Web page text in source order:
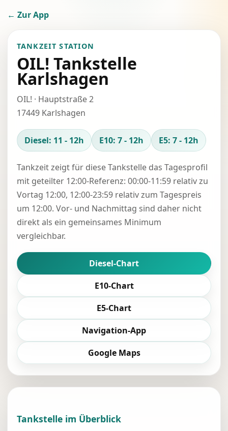
← Zur App
TANKZEIT STATION
OIL! Tankstelle
Karlshagen
OIL! · Hauptstraße 2
17449 Karlshagen
Diesel: 11 - 12h E10: 7 - 12h E5: 7 - 12h
Tankzeit zeigt für diese Tankstelle das Tagesprofil
mit geteilter 12:00-Referenz: 00:00-11:59 relativ zu
Vortag 12:00, 12:00-23:59 relativ zum Tagespreis
um 12:00. Vor- und Nachmittag sind daher nicht
direkt als ein gemeinsames Minimum
vergleichbar.
Diesel-Chart
E10-Chart
E5-Chart
Navigation-App
Google Maps
Tankstelle im Überblick